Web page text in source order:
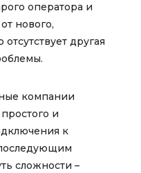
оператора и
нового,
другая
компании
и
к
сложности –